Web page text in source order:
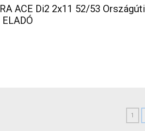
ACE Di2 2x11 52/53 Országúti
1